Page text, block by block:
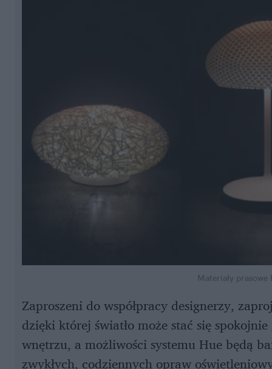
Materiały
Zaproszeni do współpracy designerzy,
dzięki której światło może stać się
wnętrzu, a możliwości systemu Hue będą
zwykłych, codziennych opraw